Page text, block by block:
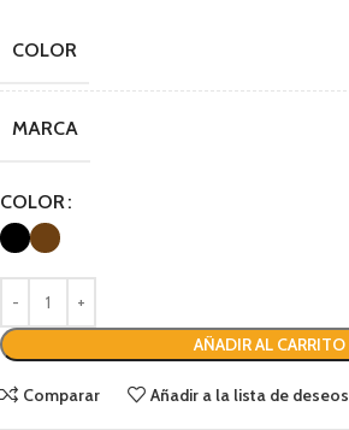
COLOR
MARCA
COLOR
AÑADIR AL CARRITO
Comparar Añadir a la lista de deseos